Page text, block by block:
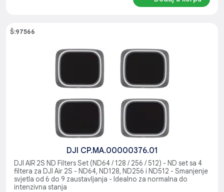
Š:97566
DJI CP.MA.00000376.01
DJI AIR 2S ND Filters Set (ND64 / 128 / 256 / 512) - ND set sa 4
filtera za DJI Air 2S - ND64, ND128, ND256 i ND512 - Smanjenje
svjetla od 6 do 9 zaustavljanja - Idealno za normalna do
intenzivna stanja